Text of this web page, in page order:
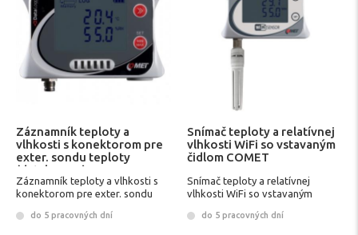
Záznamník teploty a
vlhkosti s konektorom pre
exter. sondu teploty
(datalogger)
Záznamník teploty a vlhkosti s
konektorom pre exter. sondu
do 5 pracovných dní
Snímač teploty a relatívnej
vlhkosti WiFi so vstavaným
čidlom COMET
Snímač teploty a relatívnej
vlhkosti WiFi so vstavaným
do 5 pracovných dní